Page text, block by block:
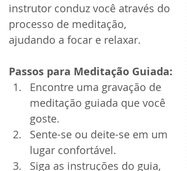
instrutor conduz você através do
processo de meditação,
ajudando a focar e relaxar.
Passos para Meditação Guiada:
Encontre uma gravação de
meditação guiada que você
goste.
Sente-se ou deite-se em um
lugar confortável.
Siga as instruções do guia,